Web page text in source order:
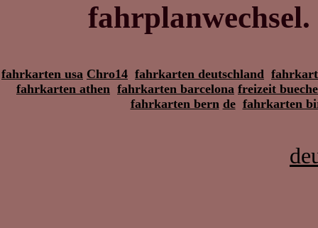
fahrplanwechsel.
fahrkarten usa Chro14 fahrkarten deutschland
fahrkarten athen fahrkarten barcelona freizeit
fahrkarten bern de fahrkarten